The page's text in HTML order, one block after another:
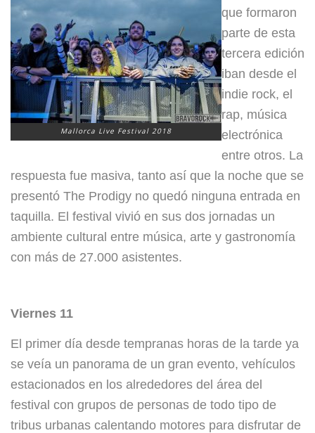
Mallorca Live Festival 2018
que formaron
parte de esta
tercera edición
iban desde el
indie rock, el
rap, música
electrónica
entre otros. La
respuesta fue masiva, tanto así que la noche que se
presentó The Prodigy no quedó ninguna entrada en
taquilla. El festival vivió en sus dos jornadas un
ambiente cultural entre música, arte y gastronomía
con más de 27.000 asistentes.
Viernes 11
El primer día desde tempranas horas de la tarde ya
se veía un panorama de un gran evento, vehículos
estacionados en los alrededores del área del
festival con grupos de personas de todo tipo de
tribus urbanas calentando motores para disfrutar de